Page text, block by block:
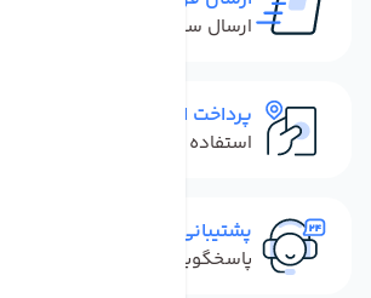
ارسال سفارش در کمترین زمان
پرداخت امن
استفاده از روش‌های پرداخت امن
پشتیبانی سریع
پاسخگویی سریع به تماس‌ها و